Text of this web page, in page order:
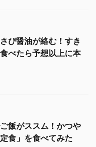
び醤油が絡む！すき
べたら予想以上に本
飯がススム！かつや
食」を食べてみた